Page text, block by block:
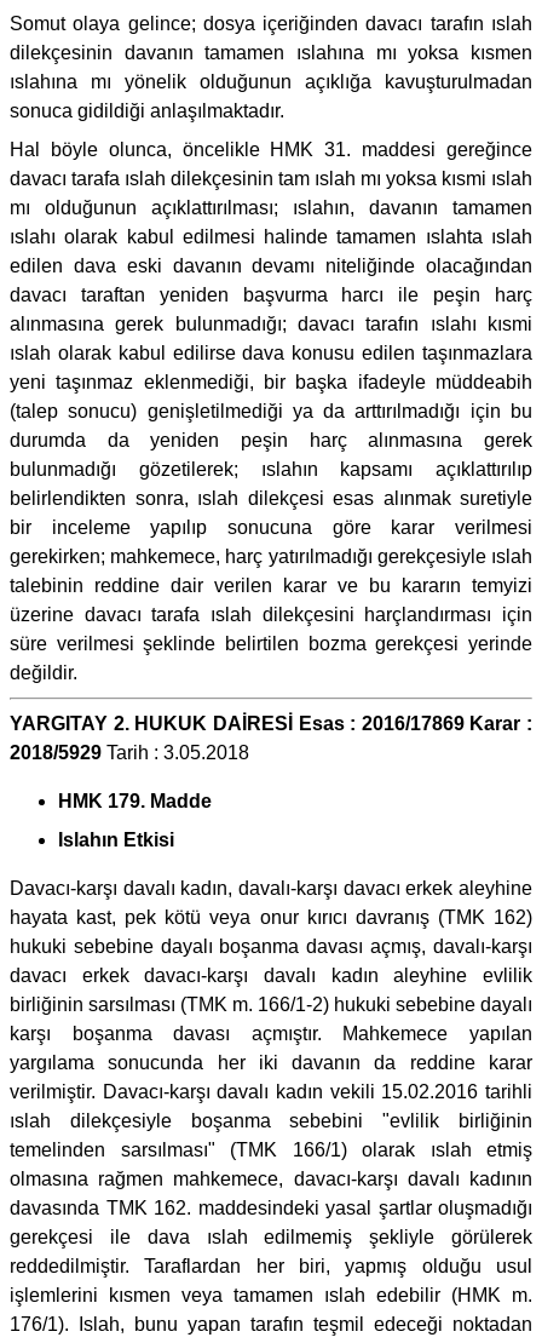
Somut olaya gelince; dosya içeriğinden davacı tarafın ıslah
dilekçesinin davanın tamamen ıslahına mı yoksa kısmen
ıslahına mı yönelik olduğunun açıklığa kavuşturulmadan
sonuca gidildiği anlaşılmaktadır.
Hal böyle olunca, öncelikle HMK 31. maddesi gereğince
davacı tarafa ıslah dilekçesinin tam ıslah mı yoksa kısmi ıslah
mı olduğunun açıklattırılması; ıslahın, davanın tamamen
ıslahı olarak kabul edilmesi halinde tamamen ıslahta ıslah
edilen dava eski davanın devamı niteliğinde olacağından
davacı taraftan yeniden başvurma harcı ile peşin harç
alınmasına gerek bulunmadığı; davacı tarafın ıslahı kısmi
ıslah olarak kabul edilirse dava konusu edilen taşınmazlara
yeni taşınmaz eklenmediği, bir başka ifadeyle müddeabih
(talep sonucu) genişletilmediği ya da arttırılmadığı için bu
durumda da yeniden peşin harç alınmasına gerek
bulunmadığı gözetilerek; ıslahın kapsamı açıklattırılıp
belirlendikten sonra, ıslah dilekçesi esas alınmak suretiyle
bir inceleme yapılıp sonucuna göre karar verilmesi
gerekirken; mahkemece, harç yatırılmadığı gerekçesiyle ıslah
talebinin reddine dair verilen karar ve bu kararın temyizi
üzerine davacı tarafa ıslah dilekçesini harçlandırması için
süre verilmesi şeklinde belirtilen bozma gerekçesi yerinde
değildir.
YARGITAY 2. HUKUK DAİRESİ Esas : 2016/17869 Karar :
2018/5929 Tarih : 3.05.2018
HMK 179. Madde
Islahın Etkisi
Davacı-karşı davalı kadın, davalı-karşı davacı erkek aleyhine
hayata kast, pek kötü veya onur kırıcı davranış (TMK 162)
hukuki sebebine dayalı boşanma davası açmış, davalı-karşı
davacı erkek davacı-karşı davalı kadın aleyhine evlilik
birliğinin sarsılması (TMK m. 166/1-2) hukuki sebebine dayalı
karşı boşanma davası açmıştır. Mahkemece yapılan
yargılama sonucunda her iki davanın da reddine karar
verilmiştir. Davacı-karşı davalı kadın vekili 15.02.2016 tarihli
ıslah dilekçesiyle boşanma sebebini "evlilik birliğinin
temelinden sarsılması" (TMK 166/1) olarak ıslah etmiş
olmasına rağmen mahkemece, davacı-karşı davalı kadının
davasında TMK 162. maddesindeki yasal şartlar oluşmadığı
gerekçesi ile dava ıslah edilmemiş şekliyle görülerek
reddedilmiştir. Taraflardan her biri, yapmış olduğu usul
işlemlerini kısmen veya tamamen ıslah edebilir (HMK m.
176/1). Islah, bunu yapan tarafın teşmil edeceği noktadan